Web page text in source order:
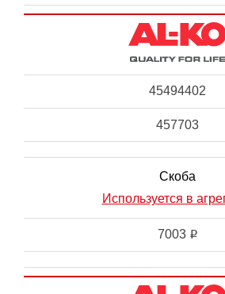
45494402
457703
Скоба
Используется в
7003 i